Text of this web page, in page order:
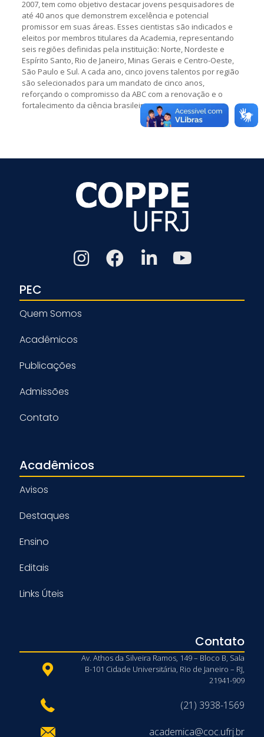
2007, tem como objetivo destacar jovens pesquisadores de
até 40 anos que demonstrem excelência e potencial
promissor em suas áreas. Esses cientistas são indicados e
eleitos por membros titulares da Academia, representando
seis regiões definidas pela instituição: Norte, Nordeste e
Espírito Santo, Rio de Janeiro, Minas Gerais e Centro-Oeste,
São Paulo e Sul. A cada ano, cinco jovens talentos por região
são selecionados para um mandato de cinco anos,
reforçando o compromisso da ABC com a renovação e o
fortalecimento da ciência brasileira.
PEC
Quem Somos
Acadêmicos
Publicações
Admissões
Contato
Acadêmicos
Avisos
Destaques
Ensino
Editais
Links Úteis
Contato
Av. Athos da Silveira Ramos, 149 – Bloco B, Sala
B-101 Cidade Universitária, Rio de Janeiro – RJ,
21941-909
(21) 3938-1569
academica@coc.ufrj.br